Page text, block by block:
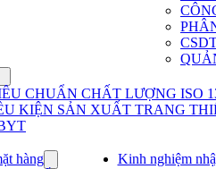
submenu
for
Dịch
vụ
khẩu
CHUẨN CHẤT LƯỢNG ISO
KIỆN SẢN XUẤT TRANG
hàng
Kinh nghiệm